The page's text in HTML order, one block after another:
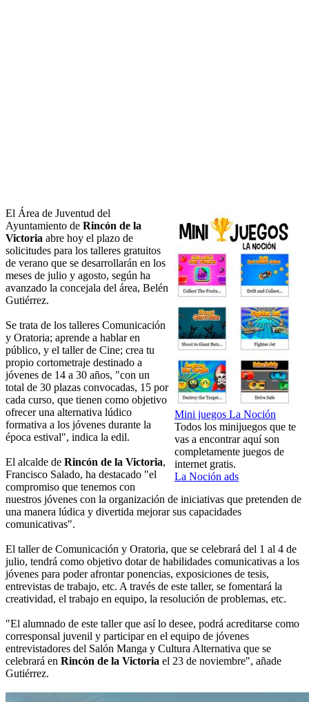
Mini juegos La Noción
Todos los minijuegos que te
vas a encontrar aquí son
completamente juegos de
internet gratis.
La Noción ads
El Área de Juventud del
Ayuntamiento de Rincón de la
Victoria abre hoy el plazo de
solicitudes para los talleres gratuitos
de verano que se desarrollarán en los
meses de julio y agosto, según ha
avanzado la concejala del área, Belén
Gutiérrez.
Se trata de los talleres Comunicación
y Oratoria; aprende a hablar en
público, y el taller de Cine; crea tu
propio cortometraje destinado a
jóvenes de 14 a 30 años, "con un
total de 30 plazas convocadas, 15 por
cada curso, que tienen como objetivo
ofrecer una alternativa lúdico
formativa a los jóvenes durante la
época estival", indica la edil.
El alcalde de Rincón de la Victoria,
Francisco Salado, ha destacado "el
compromiso que tenemos con
nuestros jóvenes con la organización de iniciativas que pretenden de
una manera lúdica y divertida mejorar sus capacidades
comunicativas".
El taller de Comunicación y Oratoria, que se celebrará del 1 al 4 de
julio, tendrá como objetivo dotar de habilidades comunicativas a los
jóvenes para poder afrontar ponencias, exposiciones de tesis,
entrevistas de trabajo, etc. A través de este taller, se fomentará la
creatividad, el trabajo en equipo, la resolución de problemas, etc.
"El alumnado de este taller que así lo desee, podrá acreditarse como
corresponsal juvenil y participar en el equipo de jóvenes
entrevistadores del Salón Manga y Cultura Alternativa que se
celebrará en Rincón de la Victoria el 23 de noviembre", añade
Gutiérrez.